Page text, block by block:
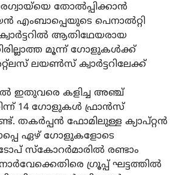
തോൽപ്പിക്കാൻ
എംബാപ്പെയുടെ പെനാൽറ്റി
ക്വാർട്ടറിൽ ആതിഥേയരായ
മൂന്ന് ഗോളുകൾക്ക്
ലയൺസ് ക്വാർട്ടറിലേക്ക്
ഇതുവരെ കളിച്ച അഞ്ച്
14 ഗോളുകൾ ഫ്രാൻസ്
തകർപ്പൻ ഫോമിലുള്ള ക്യാപ്റ്റൻ
ഏഴ് ഗോളുകളോടെ
സ്‌കോറർമാരിൽ രണ്ടാം
ഗ്രൂപ്പ് ഘട്ടത്തിൽ